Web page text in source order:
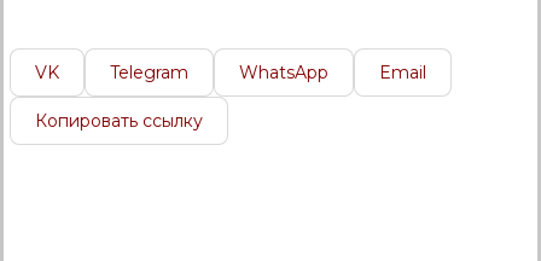
VK Telegram WhatsApp Email
Копировать ссылку